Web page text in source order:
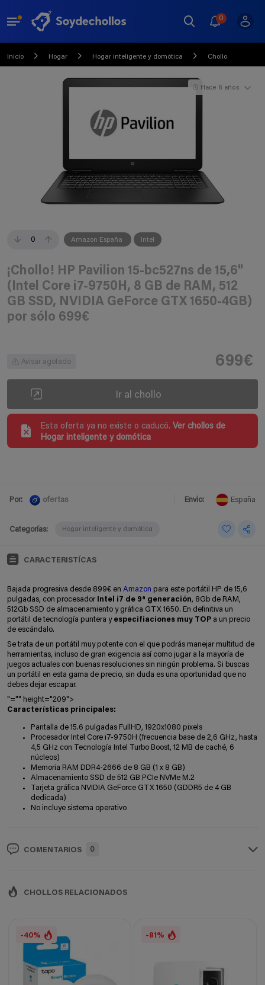
0
Inicio Hogar Hogar inteligente y domótica Chollo
0 Amazon España Intel
Hace 6 años
¡Chollo! HP Pavilion 15-bc527ns de 15,6"
(Intel Core i7-9750H, 8 GB de RAM, 512
GB SSD, NVIDIA GeForce GTX 1650-4GB)
por sólo 699€
Avisar agotado 699€
Ir al chollo
Esta oferta ya no existe o caducó. Ver chollos de
Hogar inteligente y domótica
Por: ofertas Envio: España
Categorías: Hogar inteligente y domótica
CARACTERISTÍCAS
Bajada progresiva desde 899€ en Amazon para este portátil HP de 15,6
pulgadas, con procesador Intel i7 de 9ª generación, 8Gb de RAM,
512Gb SSD de almacenamiento y gráfica GTX 1650. En definitiva un
portátil de tecnología puntera y especifiaciones muy TOP a un precio
de escándalo.
Se trata de un portátil muy potente con el que podrás manejar multitud de
herramientas, incluso de gran exigencia así como jugar a la mayoría de
juegos actuales con buenas resoluciones sin ningún problema. Si buscas
un portátil en esta gama de precio, sin duda es una oportunidad que no
debes dejar escapar.
"="" height="209">
Características principales:
Pantalla de 15.6 pulgadas FullHD, 1920x1080 pixels
Procesador Intel Core i7-9750H (frecuencia base de 2,6 GHz, hasta
4,5 GHz con Tecnología Intel Turbo Boost, 12 MB de caché, 6
núcleos)
Memoria RAM DDR4-2666 de 8 GB (1 x 8 GB)
Almacenamiento SSD de 512 GB PCIe NVMe M.2
Tarjeta gráfica NVIDIA GeForce GTX 1650 (GDDR5 de 4 GB
dedicada)
No incluye sistema operativo
COMENTARIOS 0
CHOLLOS RELACIONADOS
-40% -81%